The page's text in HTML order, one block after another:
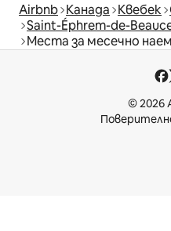
Airbnb Канада Квебек
Saint-Éphrem-de-
Места за месечно
© 2026